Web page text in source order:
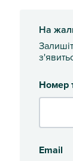
На
Номер
Email